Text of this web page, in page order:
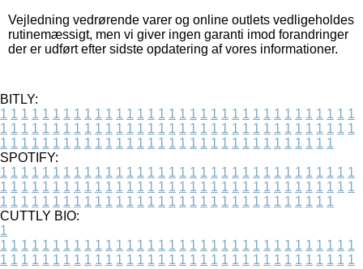
Vejledning vedrørende varer og online outlets vedligeholdes
rutinemæssigt, men vi giver ingen garanti imod forandringer
der er udført efter sidste opdatering af vores informationer.
BITLY:
1 1 1 1 1 1 1 1 1 1 1 1 1 1 1 1 1 1 1 1 1 1 1 1 1 1 1 1 1 1 1 1 1 1
1 1 1 1 1 1 1 1 1 1 1 1 1 1 1 1 1 1 1 1 1 1 1 1 1 1 1 1 1 1 1 1 1 1
1 1 1 1 1 1 1 1 1 1 1 1 1 1 1 1 1 1 1 1 1 1 1 1 1 1 1 1 1 1 1 1
SPOTIFY:
1 1 1 1 1 1 1 1 1 1 1 1 1 1 1 1 1 1 1 1 1 1 1 1 1 1 1 1 1 1 1 1 1 1
1 1 1 1 1 1 1 1 1 1 1 1 1 1 1 1 1 1 1 1 1 1 1 1 1 1 1 1 1 1 1 1 1 1
1 1 1 1 1 1 1 1 1 1 1 1 1 1 1 1 1 1 1 1 1 1 1 1 1 1 1 1 1 1 1 1
CUTTLY BIO:
1
1 1 1 1 1 1 1 1 1 1 1 1 1 1 1 1 1 1 1 1 1 1 1 1 1 1 1 1 1 1 1 1 1 1
1 1 1 1 1 1 1 1 1 1 1 1 1 1 1 1 1 1 1 1 1 1 1 1 1 1 1 1 1 1 1 1 1 1